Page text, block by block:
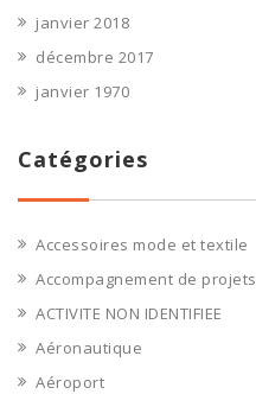
janvier 2018
décembre 2017
janvier 1970
Catégories
Accessoires mode et textile
Accompagnement de projets
ACTIVITE NON IDENTIFIEE
Aéronautique
Aéroport